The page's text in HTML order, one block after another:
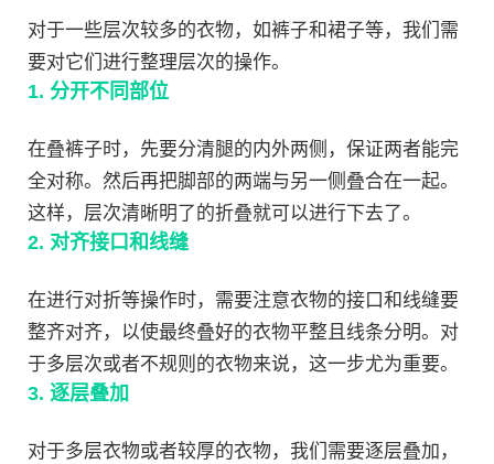
对于一些层次较多的衣物，如裤子和裙子等，我们需
要对它们进行整理层次的操作。
1. 分开不同部位
在叠裤子时，先要分清腿的内外两侧，保证两者能完
全对称。然后再把脚部的两端与另一侧叠合在一起。
这样，层次清晰明了的折叠就可以进行下去了。
2. 对齐接口和线缝
在进行对折等操作时，需要注意衣物的接口和线缝要
整齐对齐，以使最终叠好的衣物平整且线条分明。对
于多层次或者不规则的衣物来说，这一步尤为重要。
3. 逐层叠加
对于多层衣物或者较厚的衣物，我们需要逐层叠加，